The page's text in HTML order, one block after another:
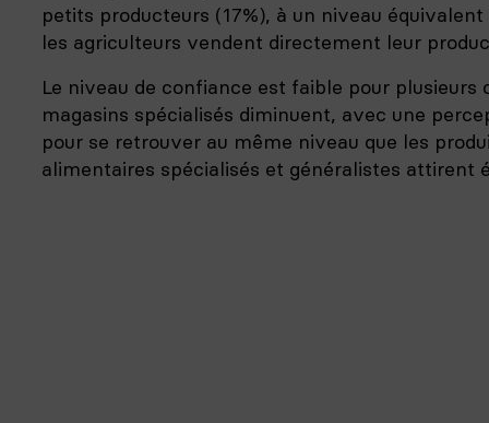
petits producteurs (17%), à un niveau
les agriculteurs vendent directement leur
Le niveau de confiance est faible pour
magasins spécialisés diminuent, avec une
pour se retrouver au même niveau que les
alimentaires spécialisés et généralistes attirent